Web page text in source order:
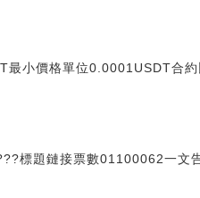
小價格單位0.0001USDT合約
標題鏈接票數01100062一文